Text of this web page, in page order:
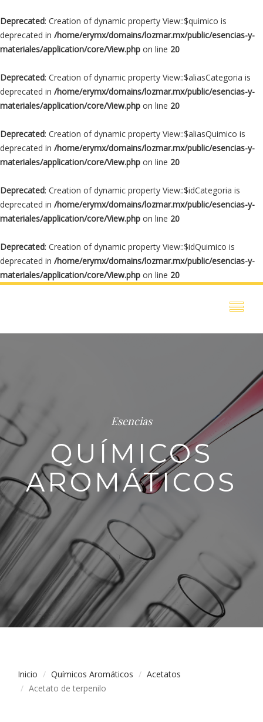
Deprecated: Creation of dynamic property View::$quimico is
deprecated in /home/erymx/domains/lozmar.mx/public/esencias-y-
materiales/application/core/View.php on line 20
Deprecated: Creation of dynamic property View::$aliasCategoria is
deprecated in /home/erymx/domains/lozmar.mx/public/esencias-y-
materiales/application/core/View.php on line 20
Deprecated: Creation of dynamic property View::$aliasQuimico is
deprecated in /home/erymx/domains/lozmar.mx/public/esencias-y-
materiales/application/core/View.php on line 20
Deprecated: Creation of dynamic property View::$idCategoria is
deprecated in /home/erymx/domains/lozmar.mx/public/esencias-y-
materiales/application/core/View.php on line 20
Deprecated: Creation of dynamic property View::$idQuimico is
deprecated in /home/erymx/domains/lozmar.mx/public/esencias-y-
materiales/application/core/View.php on line 20
Esencias
QUÍMICOS
AROMÁTICOS
Inicio Químicos Aromáticos
Acetatos
Acetato de terpenilo